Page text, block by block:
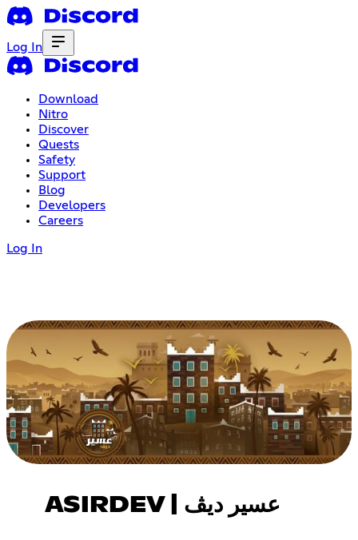
Log In
Download
Nitro
Discover
Quests
Safety
Support
Blog
Developers
Careers
Log In
ASIRDEV | عسير ديڤ